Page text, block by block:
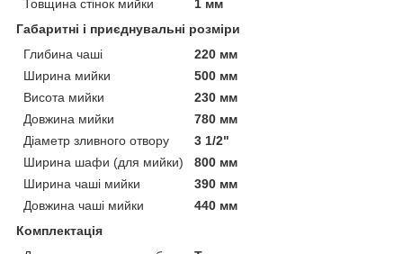
Товщина стінок мийки
1 мм
Габаритні і приєднувальні розміри
Глибина чаші
220 мм
Ширина мийки
500 мм
Висота мийки
230 мм
Довжина мийки
780 мм
Діаметр зливного отвору
3 1/2"
Ширина шафи (для мийки)
800 мм
Ширина чаші мийки
390 мм
Довжина чаші мийки
440 мм
Комплектація